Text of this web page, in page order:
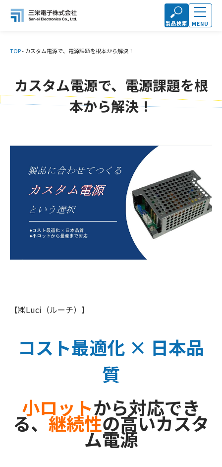
製品検索 MENU
TOP-カスタム電源で、電源課題を根本から解決！
カスタム電源で、電源課題を根
本から解決！
【㈱Luci（ルーチ）】
コスト最適化 × 日本品
質
小ロットから対応でき
る、継続性の高いカスタ
ム電源